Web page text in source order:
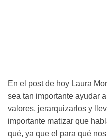
En el post de hoy Laura
sea tan importante ayudar
valores, jerarquizarlos y
importante matizar que
qué, ya que el para qué